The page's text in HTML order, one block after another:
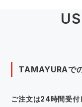
TAMAYURAで
ご注文は24時間受付